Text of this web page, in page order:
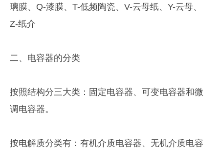
璃膜、Q-漆膜、T-低频陶瓷、V-云母纸、Y-云母、
Z-纸介
二、电容器的分类
按照结构分三大类：固定电容器、可变电容器和微
调电容器。
按电解质分类有：有机介质电容器、无机介质电容